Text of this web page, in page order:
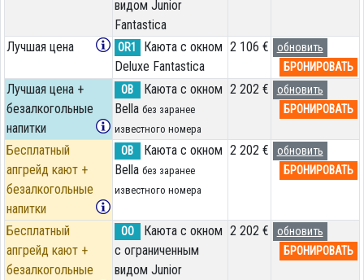
видом Junior
Fantastica
Лучшая цена OR1
Каюта с окном
Deluxe Fantastica
2 106 €
обновить
БРОНИРОВАТЬ
Лучшая цена +
безалкогольные
напитки
OB
Каюта с окном
Bella без заранее
известного номера
2 202 €
обновить
БРОНИРОВАТЬ
Бесплатный
апгрейд кают +
безалкогольные
напитки
OB
Каюта с окном
Bella без заранее
известного номера
2 202 €
обновить
БРОНИРОВАТЬ
Бесплатный
апгрейд кают +
безалкогольные
OO
Каюта с окном
с ограниченным
видом Junior
2 202 €
обновить
БРОНИРОВАТЬ